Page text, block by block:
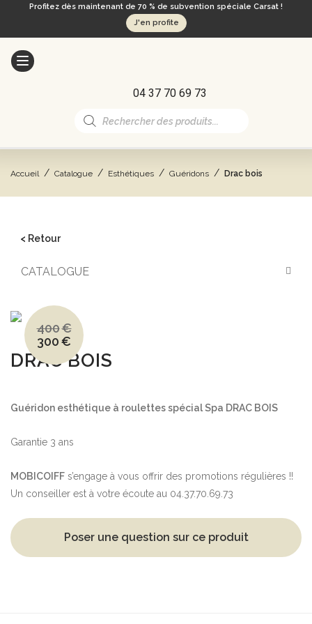
Profitez dès maintenant de 70 % de subvention spéciale Carsat !
J'en profite
04 37 70 69 73
Recherche
de
Accueil / Catalogue / Esthétiques / Guéridons / Drac bois
< Retour
CATALOGUE
DRAC BOIS
400€
Le
prix
initial
était :
300€
Le
prix
actuel
est :
Guéridon esthétique à roulettes spécial Spa DRAC BOIS
Garantie 3 ans
MOBICOIFF s’engage à vous offrir des promotions régulières !!
Un conseiller est à votre écoute au 04.37.70.69.73
Poser une question sur ce produit